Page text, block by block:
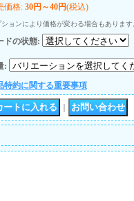
価格: 30円～40円(税込)
ションにより価格が変わる場合もあります
ドの状態:
:
特約に関する重要事項